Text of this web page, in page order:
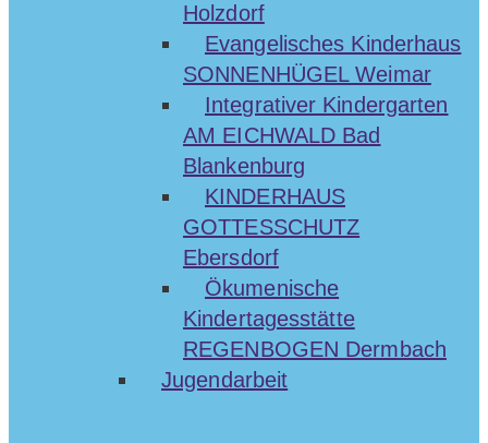
Holzdorf
Evangelisches Kinderhaus
SONNENHÜGEL Weimar
Integrativer Kindergarten
AM EICHWALD Bad
Blankenburg
KINDERHAUS
GOTTESSCHUTZ
Ebersdorf
Ökumenische
Kindertagesstätte
REGENBOGEN Dermbach
Jugendarbeit